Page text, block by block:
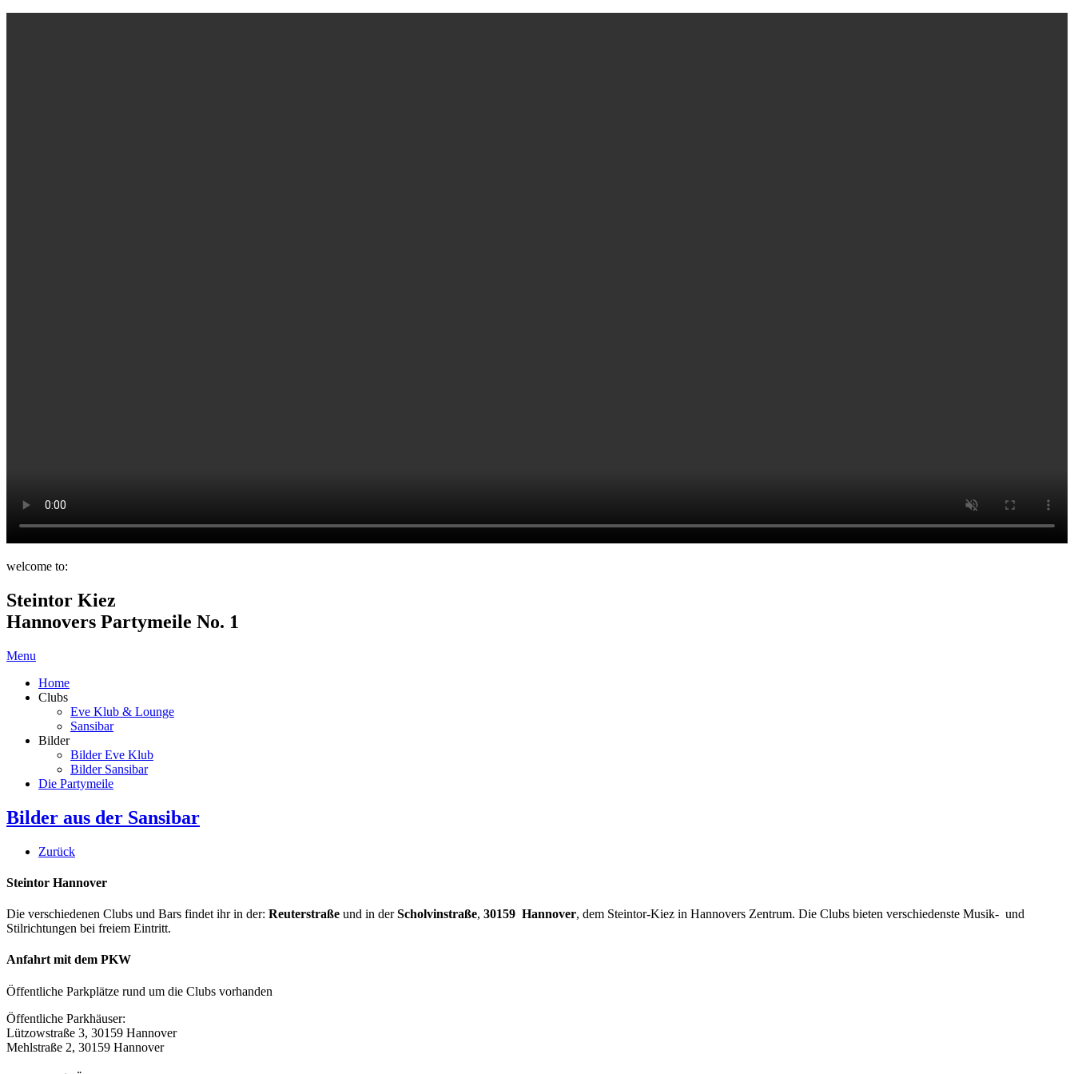
welcome to:
Steintor Kiez
Hannovers Partymeile No. 1
Menu
Home
Clubs
Eve Klub & Lounge
Sansibar
Bilder
Bilder Eve Klub
Bilder Sansibar
Die Partymeile
Bilder aus der Sansibar
Zurück
Steintor Hannover
Die verschiedenen Clubs und Bars findet ihr in der: Reuterstraße und in derScholvinstraße, 30159 Hannover, dem Steintor-Kiez in Hannovers Zentrum. Die Clubs bieten verschiedenste Musik- und
Stilrichtungen bei freiem Eintritt.
Anfahrt mit dem PKW
Öffentliche Parkplätze rund um die Clubs vorhanden
Öffentliche Parkhäuser:
Lützowstraße 3, 30159 Hannover
Mehlstraße 2, 30159 Hannover